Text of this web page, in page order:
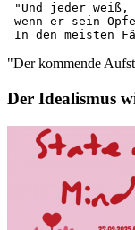
"Und jeder weiß,
wenn er sein
In den meisten
"Der kommende
Der Idealismus